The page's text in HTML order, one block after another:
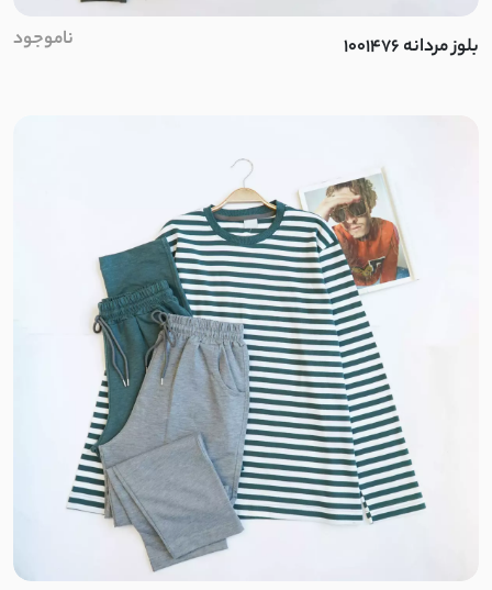
کتان لینن
نخ و پنبه ضخیم
مخمل
مخمل کبریتی
سانتانا
سوپر سانتانا
کتان زارا
بلوز مردانه 1001476 ناموجود